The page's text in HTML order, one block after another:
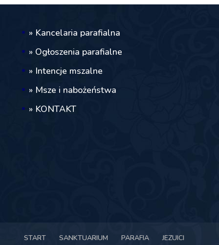
» Kancelaria parafialna
» Ogłoszenia parafialne
» Intencje mszalne
» Msze i nabożeństwa
» KONTAKT
START SANKTUARIUM PARAFIA JEZUICI